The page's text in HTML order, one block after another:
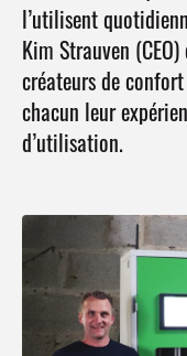
l’utilisent
Kim Strauven
créateurs de
chacun leur
d’utilisation.